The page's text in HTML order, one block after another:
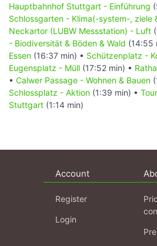
Hauptbahnhof Stuttgart - Einführung
Schlossgarten - Klima(-system-, ziele
Neckartor (LUBW Messstation) - Luft
- Biodiversität & Böden & Wald (14:55
Essen (16:37 min) • Schützenplatz -
Eugensplatz - Müll (17:52 min) •
• Calwer Passage - Wohnen & Bauen
Schlossplatz - Aktion (1:39 min) •
Stuttgart (1:14 min)
Account
Register
Login